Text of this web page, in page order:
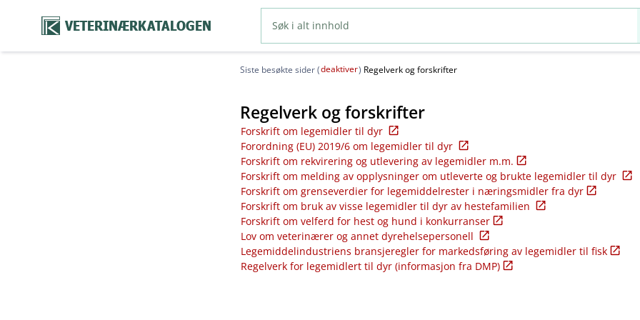
VETERINÆRKATALOGEN
Siste besøkte sider (deaktiver) Regelverk og forskrifter
Regelverk og forskrifter
Forskrift om legemidler til dyr
Forordning (EU) 2019/6 om legemidler til dyr
Forskrift om rekvirering og utlevering av legemidler m.m.
Forskrift om melding av opplysninger om utleverte og brukte legemidler til dyr
Forskrift om grenseverdier for legemiddelrester i næringsmidler fra dyr
Forskrift om bruk av visse legemidler til dyr av hestefamilien
Forskrift om velferd for hest og hund i konkurranser
Lov om veterinærer og annet dyrehelsepersonell
Legemiddelindustriens bransjeregler for markedsføring av legemidler til fisk
Regelverk for legemidlert til dyr (informasjon fra DMP)